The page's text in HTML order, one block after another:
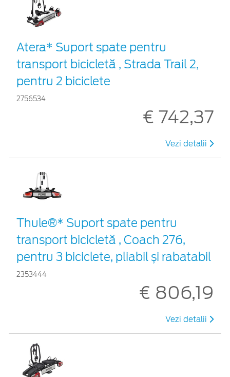
Atera* Suport spate pentru
transport bicicletă , Strada Trail 2,
pentru 2 biciclete
2756534
€ 742,37
Vezi detalii
Thule®* Suport spate pentru
transport bicicletă , Coach 276,
pentru 3 biciclete, pliabil și rabatabil
2353444
€ 806,19
Vezi detalii